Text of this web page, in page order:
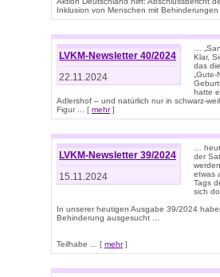
Inklusion von Menschen mit
LVKM-Newsletter 40/2024
22.11.2024
…
Klar,
das
hatte
Adlershof – und natürlich nur in schwarz-
Figur ... [ mehr]
LVKM-Newsletter 39/2024
15.11.2024
…
der
etwas
Tags
sich
In unserer heutigen Ausgabe 39/2024
Behinderung ausgesucht ...
Teilhabe ... [ mehr]